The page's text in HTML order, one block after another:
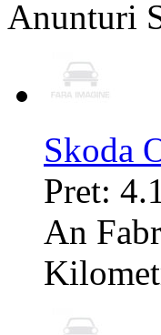
Anunturi
Skoda
Pret:
An